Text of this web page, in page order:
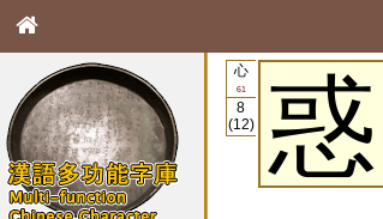
心
61
8
(12)
惑